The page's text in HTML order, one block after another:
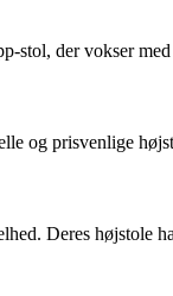
stol, der vokser
og prisvenlige
Deres højstole